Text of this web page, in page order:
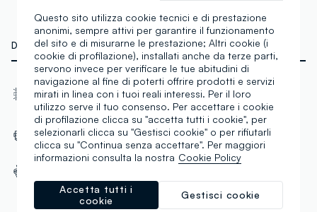
DETTAGLI TECNICI
Tessuto
Maglia
Vestibilità
Wide
Senza tasca posteriore
Tasca anteriore
Laterale
Questo sito utilizza cookie tecnici e di prestazione
anonimi, sempre attivi per garantire il funzionamento
del sito e di misurarne le prestazione; Altri cookie (i
cookie di profilazione), installati anche da terze parti,
servono invece per verificare le tue abitudini di
navigazione al fine di poterti offrire prodotti e servizi
mirati in linea con i tuoi reali interessi. Per il loro
utilizzo serve il tuo consenso. Per accettare i cookie
di profilazione clicca su "accetta tutti i cookie", per
selezionarli clicca su "Gestisci cookie" o per rifiutarli
clicca su "Continua senza accettare". Per maggiori
informazioni consulta la nostra Cookie Policy
Gestisci cookie
Accetta tutti i
cookie